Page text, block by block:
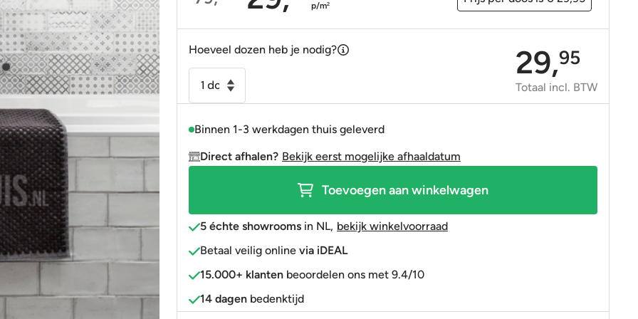
Portugees
Anti-slip
» Alle stijlen
Bruin
OP=OP tegels
Decortegels
» Alle stijlen Roze
Goud
» Alle kleuren
OP=OP tegels
Oorspronkelijke
was:
Huidige
is:
p/m2
Hoeveel dozen heb je nodig?
Wandtegel
blanco
wit
glans
29,95
Totaal incl. BTW
Binnen 1-3 werkdagen thuis geleverd
Direct afhalen? Bekijk eerst mogelijke afhaaldatum
Toevoegen aan winkelwagen
5 échte showrooms in NL, bekijk winkelvoorraad
Betaal veilig online via iDEAL
15.000+ klanten beoordelen ons met 9.4/10
14 dagen bedenktijd